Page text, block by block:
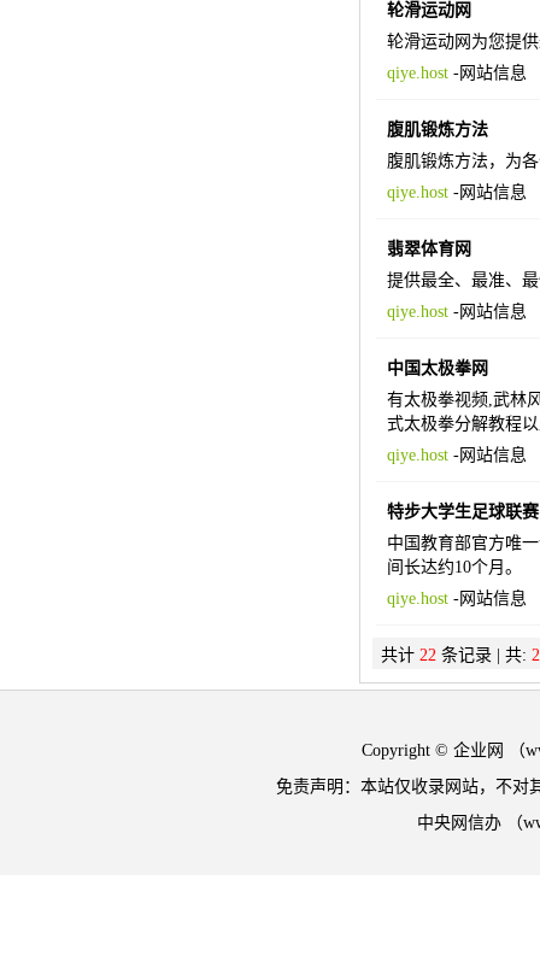
轮滑运动网
轮滑运动网为您提
qiye.host-网站信息
腹肌锻炼方法
腹肌锻炼方法，为
qiye.host-网站信息
翡翠体育网
提供最全、最准、
qiye.host-网站信息
中国太极拳网
有太极拳视频,武林
式太极拳分解教程
qiye.host-网站信息
特步大学生足球联赛
中国教育部官方唯
间长达约10个月。
qiye.host-网站信息
共计 22条记录 | 共: 2
Copyright © 企业网 （
免责声明：本站仅收录网站，不对
中央网信办 （